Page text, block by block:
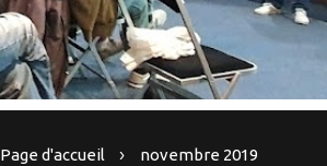
Page d'accueil novembre 2019